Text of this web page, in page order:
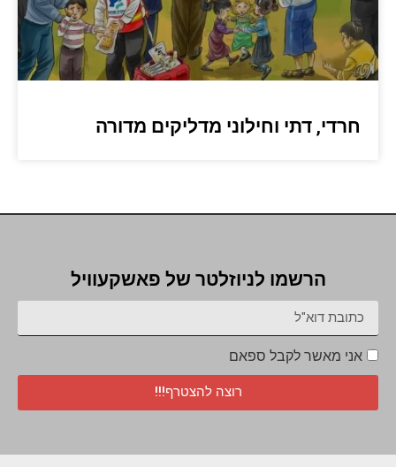
חרדי, דתי וחילוני מדליקים מדורה
הרשמו לניוזלטר של פאשקעוויל
אני מאשר לקבל ספאם
רוצה להצטרף!!!